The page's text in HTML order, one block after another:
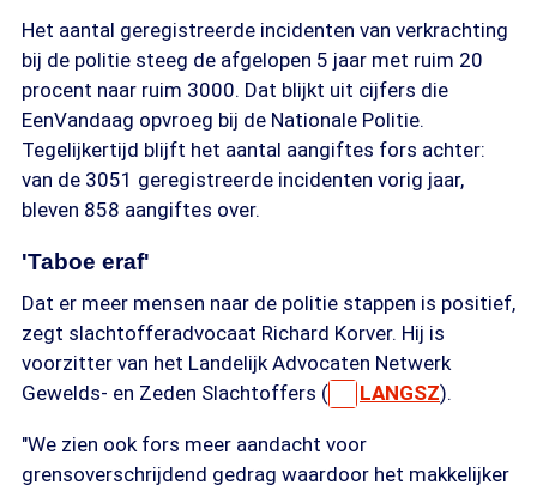
Het aantal geregistreerde incidenten van verkrachting
bij de politie steeg de afgelopen 5 jaar met ruim 20
procent naar ruim 3000. Dat blijkt uit cijfers die
EenVandaag opvroeg bij de Nationale Politie.
Tegelijkertijd blijft het aantal aangiftes fors achter:
van de 3051 geregistreerde incidenten vorig jaar,
bleven 858 aangiftes over.
'Taboe eraf'
Dat er meer mensen naar de politie stappen is positief,
zegt slachtofferadvocaat Richard Korver. Hij is
voorzitter van het Landelijk Advocaten Netwerk
Gewelds- en Zeden Slachtoffers (
LANGSZ).
"We zien ook fors meer aandacht voor
grensoverschrijdend gedrag waardoor het makkelijker